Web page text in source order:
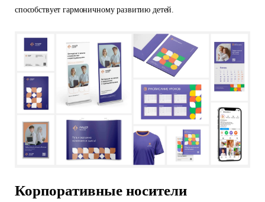
способствует гармоничному развитию детей.
Корпоративные носители